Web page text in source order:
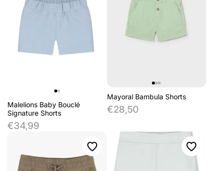
Malelions Baby Bouclé
Signature Shorts
€34,99
Mayoral Bambula Shorts
€28,50